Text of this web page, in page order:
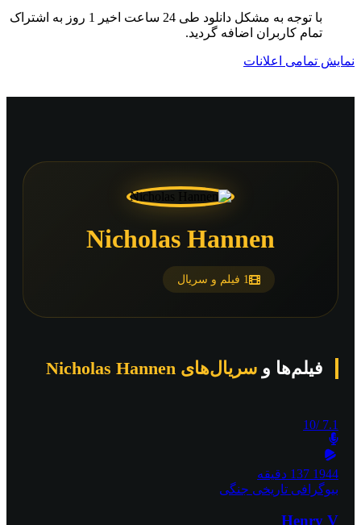
با توجه به مشکل دانلود طی 24 ساعت اخیر 1 روز به اشتراک
تمام کاربران اضافه گردید.
نمایش تمامی اعلانات
Nicholas Hannen
1 فیلم و سریال
فیلم‌ها و سریال‌های Nicholas Hannen
7.1
/10
1944 137 دقیقه
بیوگرافی تاریخی جنگی
Henry V